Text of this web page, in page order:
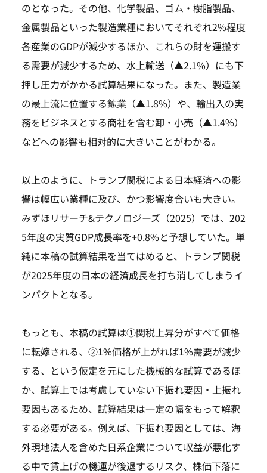
のとなった。その他、化学製品、ゴム・樹脂製品、
金属製品といった製造業種においてそれぞれ2%程度
各産業のGDPが減少するほか、これらの財を運搬す
る需要が減少するため、水上輸送（▲2.1%）にも下
押し圧力がかかる試算結果になった。また、製造業
の最上流に位置する鉱業（▲1.8%）や、輸出入の実
務をビジネスとする商社を含む卸・小売（▲1.4%）
などへの影響も相対的に大きいことがわかる。
以上のように、トランプ関税による日本経済への影
響は幅広い業種に及び、かつ影響度合いも大きい。
みずほリサーチ&テクノロジーズ（2025）では、202
5年度の実質GDP成長率を+0.8%と予想していた。単
純に本稿の試算結果を当てはめると、トランプ関税
が2025年度の日本の経済成長を打ち消してしまうイ
ンパクトとなる。
もっとも、本稿の試算は①関税上昇分がすべて価格
に転嫁される、②1%価格が上がれば1%需要が減少
する、という仮定を元にした機械的な試算であるほ
か、試算上では考慮していない下振れ要因・上振れ
要因もあるため、試算結果は一定の幅をもって解釈
する必要がある。例えば、下振れ要因としては、海
外現地法人を含めた日系企業について収益が悪化す
る中で賃上げの機運が後退するリスク、株価下落に